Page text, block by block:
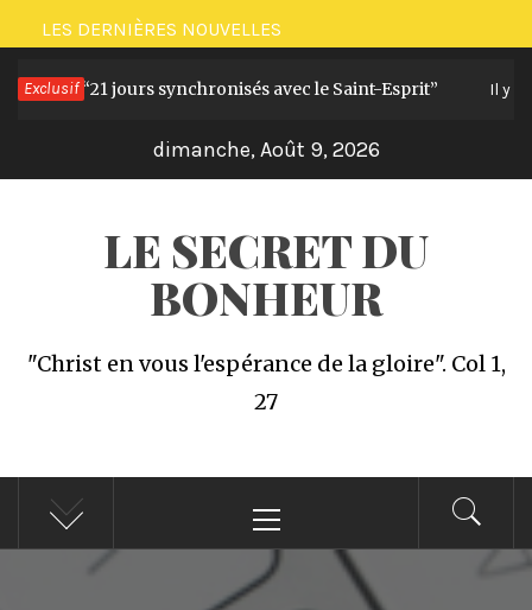
Passer
au
contenu
LES DERNIÈRES NOUVELLES
Exclusif
offert “21 jours synchronisés avec le Saint-Esprit” Il y a
dimanche, Août 9, 2026
LE SECRET DU
BONHEUR
"Christ en vous l'espérance de la gloire". Col 1,
27
principal